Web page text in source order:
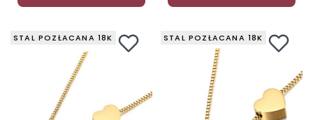
STAL POZŁACANA 18K STAL POZŁACANA 18K